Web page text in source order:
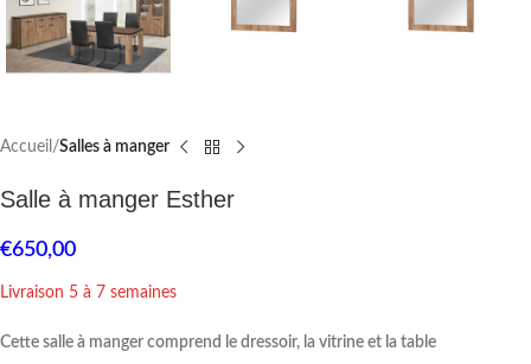
Accueil Salles à manger
Salle à manger Esther
€650,00
Livraison 5 à 7 semaines
Cette salle à manger comprend le dressoir, la vitrine et la table